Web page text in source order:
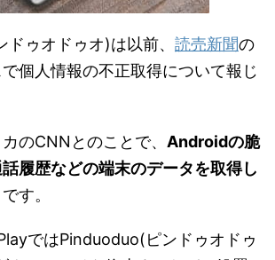
ゥオドゥオ)は以前、 読売新聞の
個人情報の不正取得について報じ
のCNNとのことで、 Androidの脆
履歴などの端末のデータを取得し
す。
ではPinduoduo(ピンドゥオドゥ